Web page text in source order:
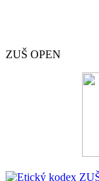
ZUŠ OPEN
Etický kodex